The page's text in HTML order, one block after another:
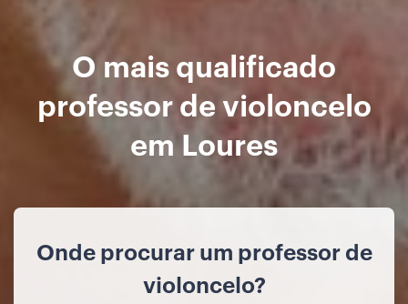
O mais qualificado
professor de violoncelo
em Loures
Onde procurar um professor de
violoncelo?